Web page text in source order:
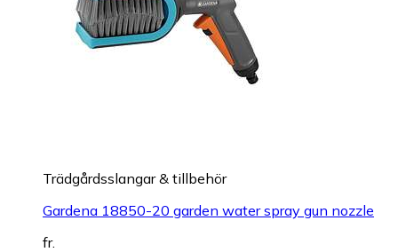
Trädgårdsslangar & tillbehör
Gardena 18850-20 garden water spray gun nozzle
fr.